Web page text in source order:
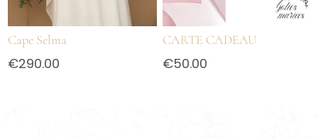
Cape Selma
€290.00
CARTE CADEAU
€50.00